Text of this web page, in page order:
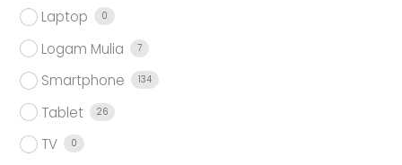
Laptop 0
Logam Mulia 7
Smartphone 134
Tablet 26
TV 0